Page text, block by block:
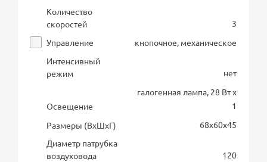
Количество
скоростей
3
Управление
кнопочное, механическое
Интенсивный
режим
нет
Освещение
галогенная лампа, 28 Вт х
1
Размеры (ВхШхГ)
68х60х45
Диаметр патрубка
воздуховода
120